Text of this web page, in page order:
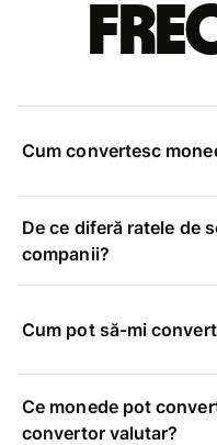
Cum convertesc
De ce diferă ratele de
companii?
Cum pot să-mi
Ce monede pot
convertor valutar?